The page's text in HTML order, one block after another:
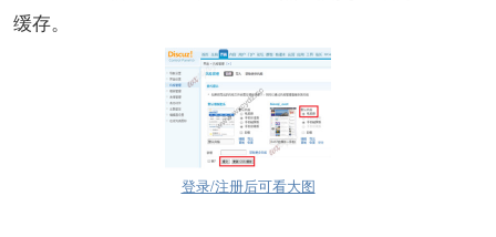
缓存。
登录/注册后可看大图